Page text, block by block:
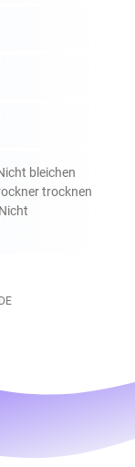
bleichen
trocknen